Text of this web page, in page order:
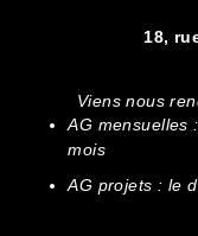
18,
Viens nous
AG mensuelles
mois
AG projets : le